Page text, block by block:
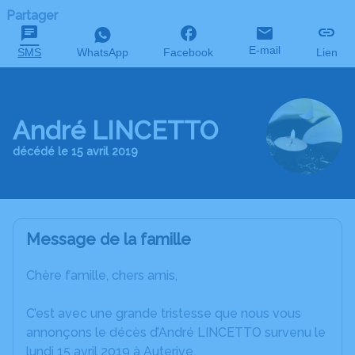
Partager
SMS WhatsApp Facebook E-mail Lien
André LINCETTO
décédé le 15 avril 2019
Message de la famille
Chère famille, chers amis,
C’est avec une grande tristesse que nous vous
annonçons le décès d’André LINCETTO survenu le
lundi 15 avril 2019 à Auterive.